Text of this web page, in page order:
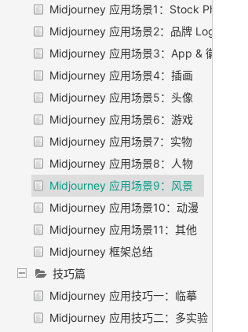
Midjourney 应用场景1：Stock Photo
Midjourney 应用场景2：品牌 Logo
Midjourney 应用场景3：App & 徽章
Midjourney 应用场景4：插画
Midjourney 应用场景5：头像
Midjourney 应用场景6：游戏
Midjourney 应用场景7：实物
Midjourney 应用场景8：人物
Midjourney 应用场景9：风景
Midjourney 应用场景10：动漫
Midjourney 应用场景11：其他
Midjourney 框架总结
技巧篇
Midjourney 应用技巧一：临摹
Midjourney 应用技巧二：多实验